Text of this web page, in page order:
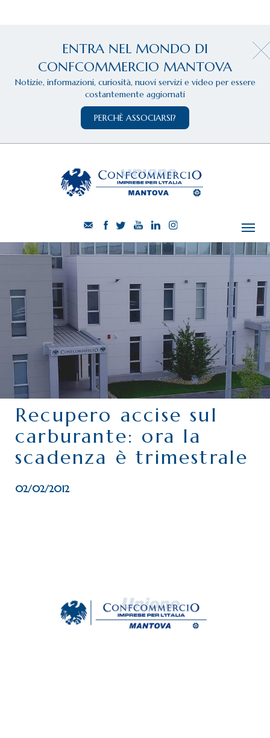
ENTRA NEL MONDO DI
CONFCOMMERCIO MANTOVA
Notizie, informazioni, curiosità, nuovi servizi e video per essere
costantemente aggiornati
PERCHÈ ASSOCIARSI?
CHI SIAMO
SERVIZI
CATEGORIE
DELEGAZIONI
ATTIVITÀ STORICHE
PERIODICO
PERCHÉ ASSOCIARSI?
DOVE SIAMO
CONTATTI
Recupero accise sul
carburante: ora la
scadenza è trimestrale
02/02/2012